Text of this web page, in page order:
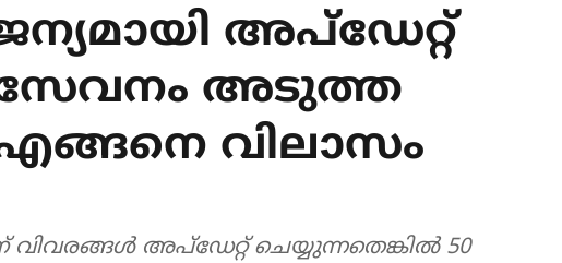
അപ്‌ഡേറ്റ്
സേവനം അടുത്ത
വിലാസം
അപ്ഡേറ്റ് ചെയ്യുന്നതെങ്കില്‍ 50